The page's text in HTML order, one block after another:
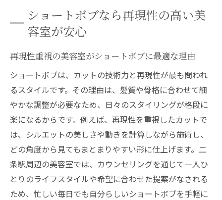
ショートボブの悩みは美容室で解決できる
理由
の流れ
理想のショートボブを美容室で叶える伝え
方
美容室のカウンセリングで迷わずショート
ボブ注文
ショートボブ初心者も安心の美容室オーダ
ー術
ショートボブなら再現性の高い美
容室が安心
再現性重視の美容室がショートボブに最適な理由
ショートボブは、カットの技術力と再現性が最も問われ
るスタイルです。その理由は、髪質や骨格に合わせて細
やかな調整が必要なため、日々のスタイリングが格段に
楽になるからです。例えば、再現性を重視したカットで
は、シルエットの美しさや動きを計算しながら施術し、
どの角度から見てもまとまりやすい形に仕上げます。二
条駅周辺の美容室では、カウンセリングを通じて一人ひ
とりのライフスタイルや希望に合わせた提案がなされる
ため、忙しい毎日でも自分らしいショートボブを手軽に